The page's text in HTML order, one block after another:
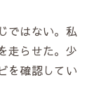
ではない。私
走らせた。少
を確認してい